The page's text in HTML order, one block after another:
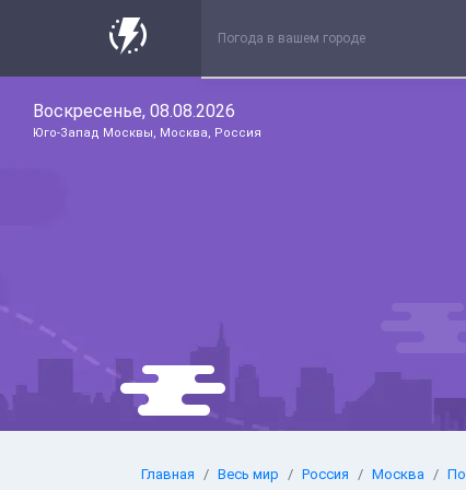
Воскресенье, 08.08.2026
Юго-Запад Москвы, Москва, Россия
Главная Весь мир Россия Москва